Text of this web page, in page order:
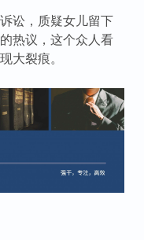
讼，质疑女儿留下
热议，这个众人看
大裂痕。